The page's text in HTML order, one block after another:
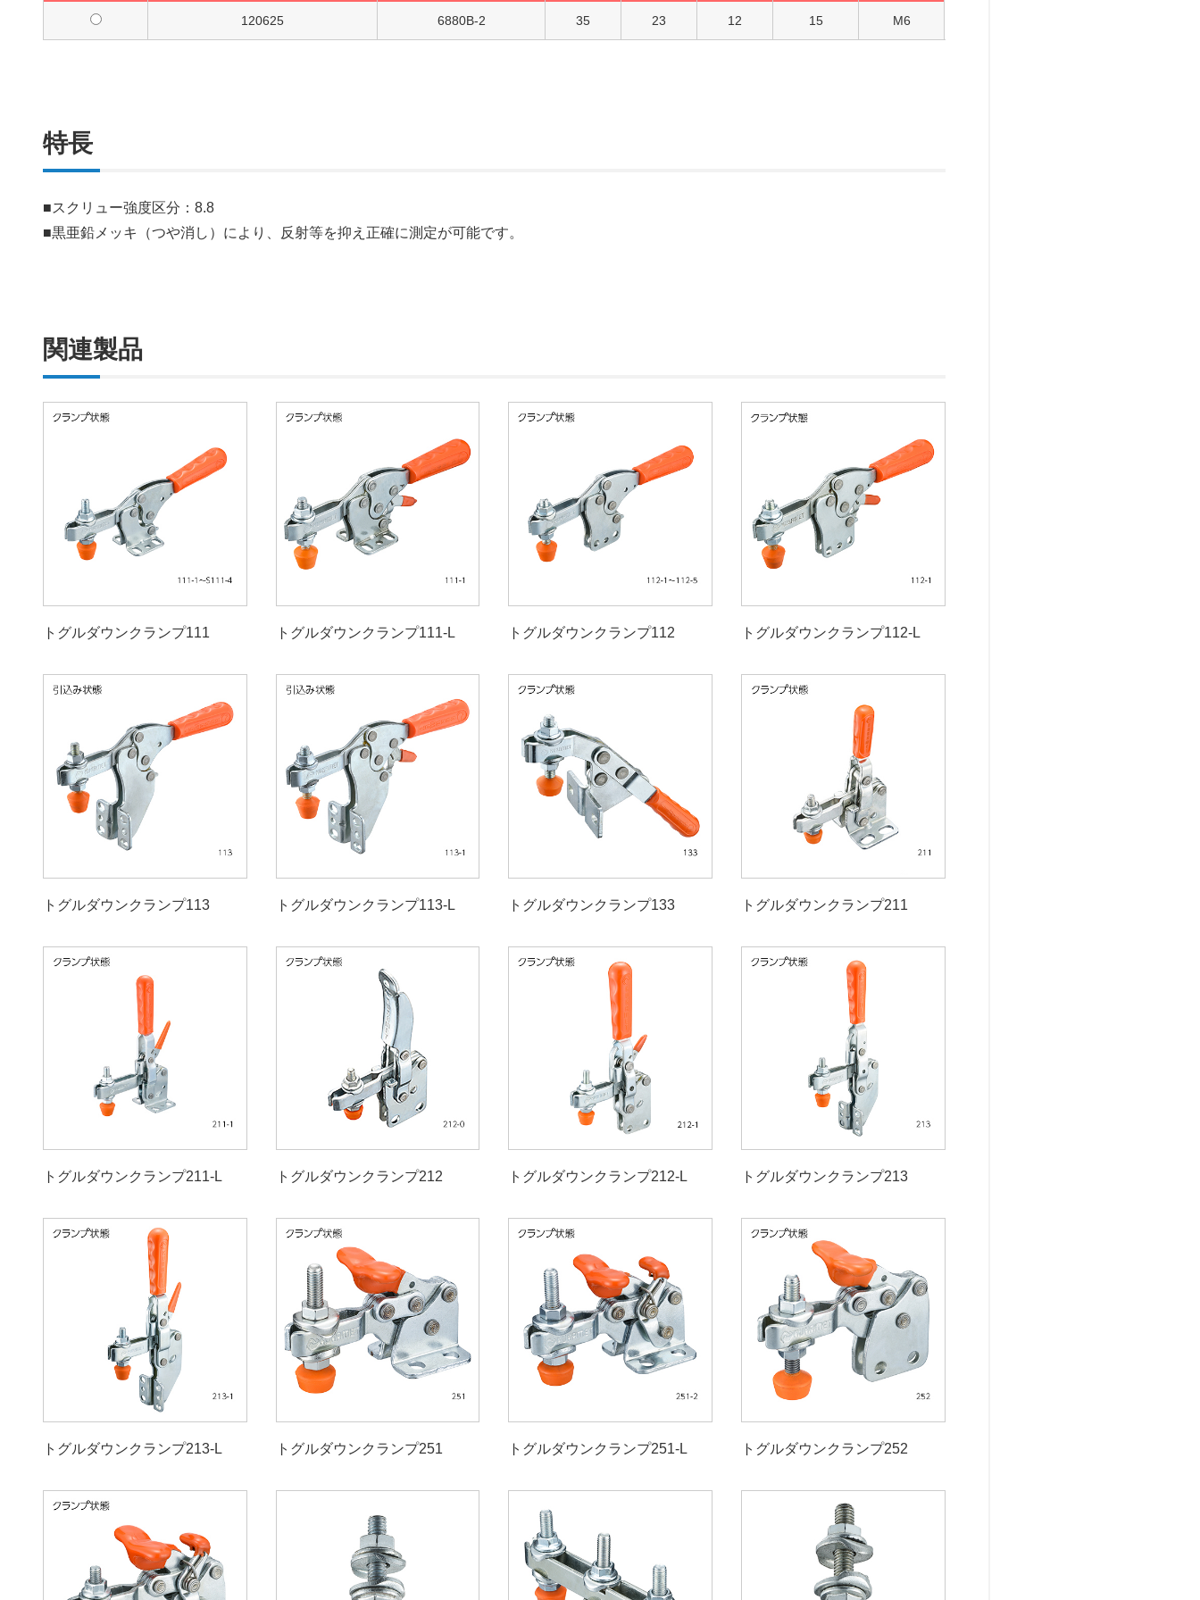
120625 6880B-2 35 23 12 15 M6
特長
■スクリュー強度区分：8.8
■黒亜鉛メッキ（つや消し）により、反射等を抑え正確に測定が可能です。
関連製品
トグルダウンクランプ111 トグルダウンクランプ111-L トグルダウンクランプ112 トグルダウンクランプ112-L
トグルダウンクランプ113 トグルダウンクランプ113-L トグルダウンクランプ133 トグルダウンクランプ211
トグルダウンクランプ211-L トグルダウンクランプ212 トグルダウンクランプ212-L トグルダウンクランプ213
トグルダウンクランプ213-L トグルダウンクランプ251 トグルダウンクランプ251-L トグルダウンクランプ252